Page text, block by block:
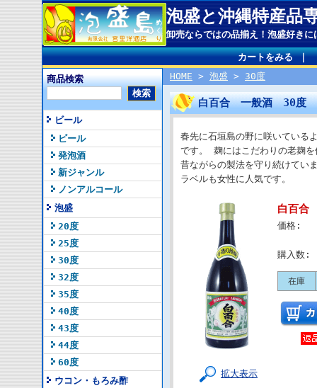
泡盛と沖縄特産
卸売ならではの品揃え！泡盛好き
カートをみる｜
商品検索
ビール
ビール
発泡酒
新ジャンル
ノンアルコール
泡盛
20度
25度
30度
32度
35度
40度
43度
44度
60度
ウコン・もろみ酢
HOME > 泡盛 > 30度
白百合 一般酒 30度
春先に石垣島の野に咲いている
です。 麹にはこだわりの老麹
昔ながらの製法を守り続けてい
ラベルも女性に人気です。
拡大表示
白百
価格:
購入数:
在庫